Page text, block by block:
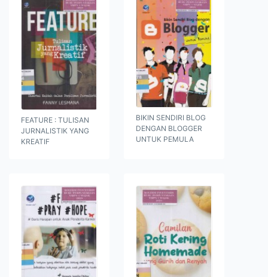
FEATURE : TULISAN
JURNALISTIK YANG
KREATIF
BIKIN SENDIRI BLOG
DENGAN BLOGGER
UNTUK PEMULA